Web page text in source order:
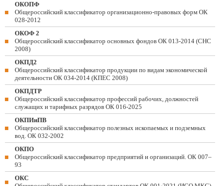
ОКОПФ
Общероссийский классификатор организационно-правовых форм ОК
028-2012
ОКОФ 2
Общероссийский классификатор основных фондов ОК 013-2014 (СНС
2008)
ОКПД2
Общероссийский классификатор продукции по видам экономической
деятельности ОК 034-2014 (КПЕС 2008)
ОКПДТР
Общероссийский классификатор профессий рабочих, должностей
служащих и тарифных разрядов ОК 016-2025
ОКПИиПВ
Общероссийский классификатор полезных ископаемых и подземных
вод. ОК 032-2002
ОКПО
Общероссийский классификатор предприятий и организаций. ОК 007–
93
ОКС